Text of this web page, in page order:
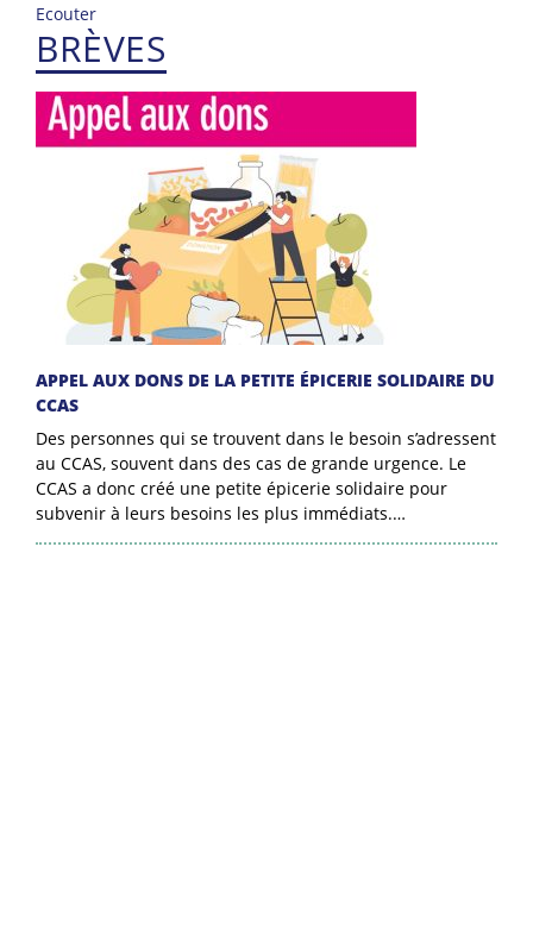
Ecouter
BRÈVES
APPEL AUX DONS DE LA PETITE ÉPICERIE SOLIDAIRE DU
CCAS
Des personnes qui se trouvent dans le besoin s’adressent
au CCAS, souvent dans des cas de grande urgence. Le
CCAS a donc créé une petite épicerie solidaire pour
subvenir à leurs besoins les plus immédiats.…